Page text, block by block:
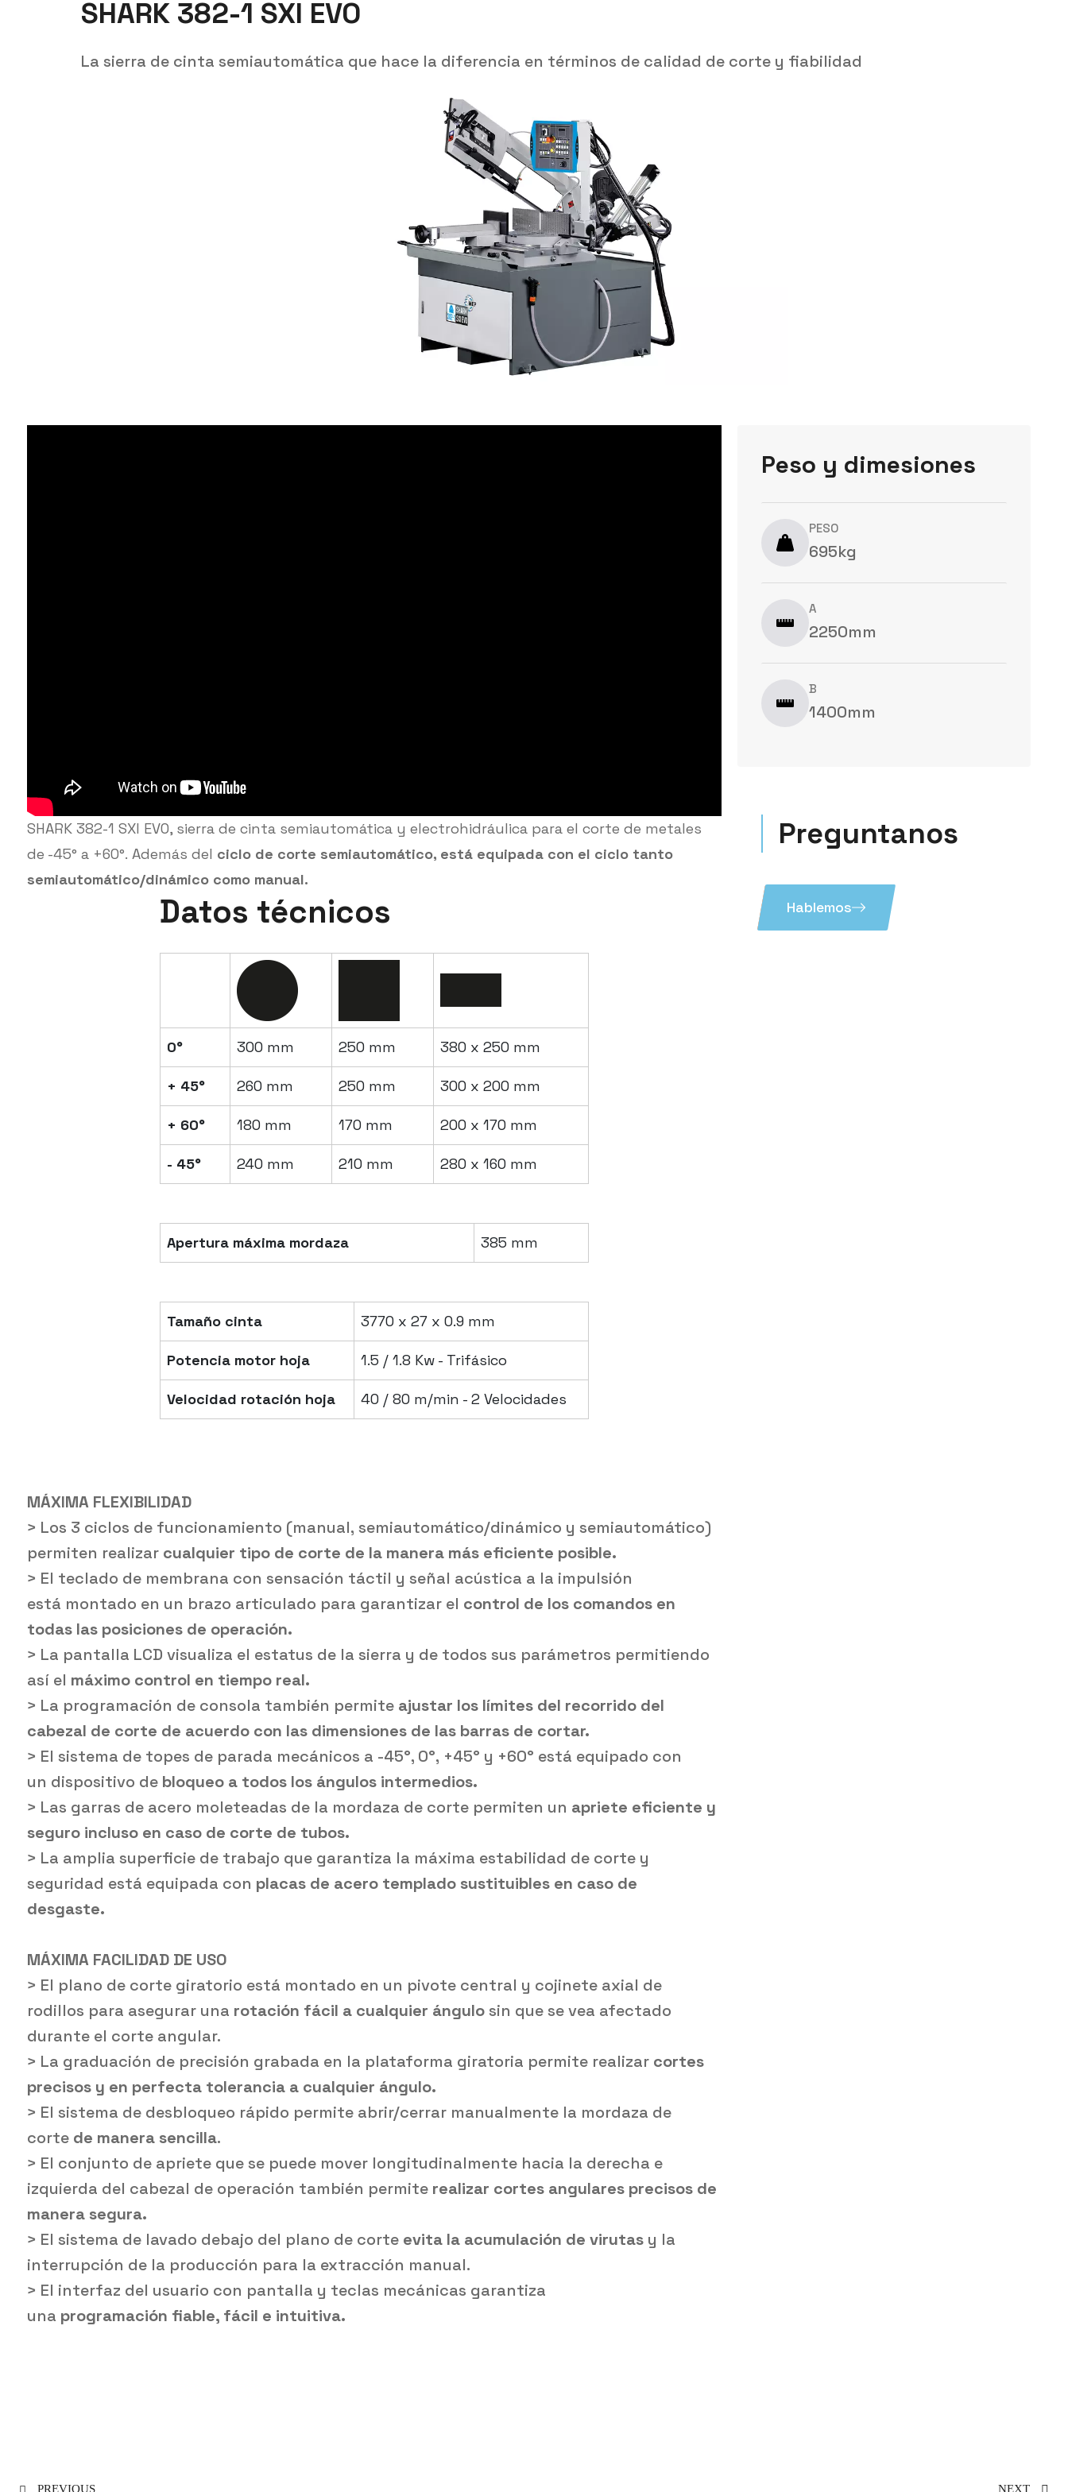
SHARK 382-1 SXI EVO
La sierra de cinta semiautomática que hace la diferencia en términos de calidad de corte y fiabilidad
SHARK 382-1 SXI EVO, sierra de cinta semiautomática y electrohidráulica para el corte de metales
de -45° a +60°. Además del ciclo de corte semiautomático, está equipada con el ciclo tanto
semiautomático/dinámico como manual.
Datos técnicos
0° 300 mm 250 mm 380 x 250 mm
+ 45° 260 mm 250 mm 300 x 200 mm
+ 60° 180 mm 170 mm 200 x 170 mm
- 45° 240 mm 210 mm 280 x 160 mm
Apertura máxima mordaza 385 mm
Tamaño cinta 3770 x 27 x 0.9 mm
Potencia motor hoja 1.5 / 1.8 Kw - Trifásico
Velocidad rotación hoja 40 / 80 m/min - 2 Velocidades
MÁXIMA FLEXIBILIDAD
> Los 3 ciclos de funcionamiento (manual, semiautomático/dinámico y semiautomático)
permiten realizar cualquier tipo de corte de la manera más eficiente posible.
> El teclado de membrana con sensación táctil y señal acústica a la impulsión
está montado en un brazo articulado para garantizar el control de los comandos en
todas las posiciones de operación.
> La pantalla LCD visualiza el estatus de la sierra y de todos sus parámetros permitiendo
así el máximo control en tiempo real.
> La programación de consola también permite ajustar los límites del recorrido del
cabezal de corte de acuerdo con las dimensiones de las barras de cortar.
> El sistema de topes de parada mecánicos a -45°, 0°, +45° y +60° está equipado con
un dispositivo de bloqueo a todos los ángulos intermedios.
> Las garras de acero moleteadas de la mordaza de corte permiten un apriete eficiente y
seguro incluso en caso de corte de tubos.
> La amplia superficie de trabajo que garantiza la máxima estabilidad de corte y
seguridad está equipada con placas de acero templado sustituibles en caso de
desgaste.
MÁXIMA FACILIDAD DE USO
> El plano de corte giratorio está montado en un pivote central y cojinete axial de
rodillos para asegurar una rotación fácil a cualquier ángulo sin que se vea afectado
durante el corte angular.
> La graduación de precisión grabada en la plataforma giratoria permite realizar cortes
precisos y en perfecta tolerancia a cualquier ángulo.
> El sistema de desbloqueo rápido permite abrir/cerrar manualmente la mordaza de
corte de manera sencilla.
> El conjunto de apriete que se puede mover longitudinalmente hacia la derecha e
izquierda del cabezal de operación también permiterealizar cortes angulares precisos de
manera segura.
> El sistema de lavado debajo del plano de corte evita la acumulación de virutasy la
interrupción de la producción para la extracción manual.
> El interfaz del usuario con pantalla y teclas mecánicas garantiza
una programación fiable, fácil e intuitiva.
Peso y dimesiones
PESO
695kg
A
2250mm
B
1400mm
Preguntanos
Hablemos
PREVIOUS NEXT